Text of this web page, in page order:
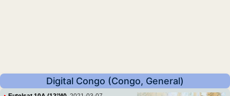
Digital Congo (Congo, General)